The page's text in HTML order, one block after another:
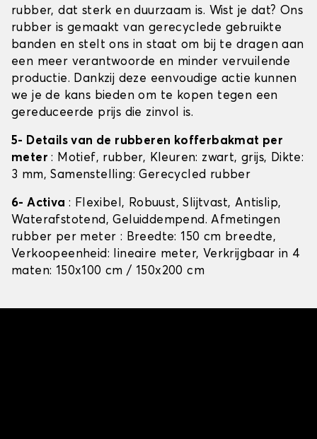
rubber, dat sterk en duurzaam is. Wist je dat? Ons
rubber is gemaakt van gerecyclede gebruikte
banden en stelt ons in staat om bij te dragen aan
een meer verantwoorde en minder vervuilende
productie. Dankzij deze eenvoudige actie kunnen
we je de kans bieden om te kopen tegen een
gereduceerde prijs die zinvol is.
5- Details van de rubberen kofferbakmat per
meter: Motief, rubber, Kleuren: zwart, grijs, Dikte:
3 mm, Samenstelling: Gerecycled rubber
6- Activa : Flexibel, Robuust, Slijtvast, Antislip,
Waterafstotend, Geluiddempend. Afmetingen
rubber per meter : Breedte: 150 cm breedte,
Verkoopeenheid: lineaire meter, Verkrijgbaar in 4
maten: 150x100 cm / 150x200 cm